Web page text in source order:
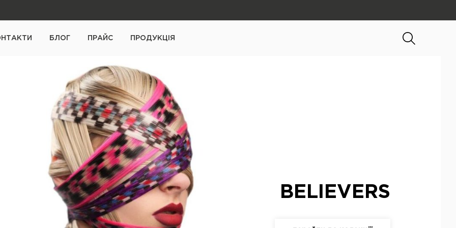
БЛОГ ПРАЙС ПРОДУКЦІЯ
LOVERS